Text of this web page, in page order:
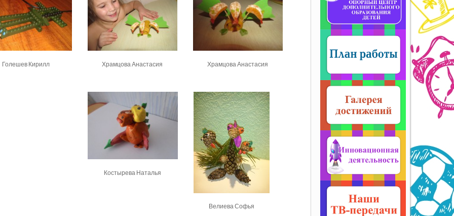
Голешев Кирилл Храмцова Анастасия Храмцова Анастасия
Костырева Наталья
Велиева Софья